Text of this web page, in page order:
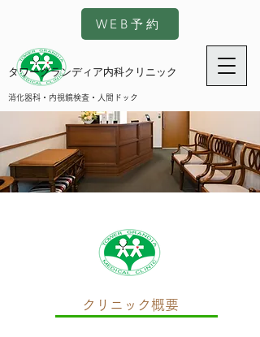
消化器科・内視鏡検査・人間ドック
タワーグランディア内科クリニック
WEB予約
クリニック概要